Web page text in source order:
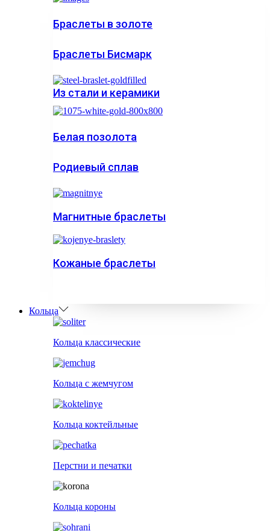
Браслеты в золоте
Браслеты Бисмарк
Из стали и керамики
Белая позолота
Родиевый сплав
Магнитные браслеты
Кожаные браслеты
Кольца
Кольца классические
Кольца с жемчугом
Кольца коктейльные
Перстни и печатки
Кольца короны